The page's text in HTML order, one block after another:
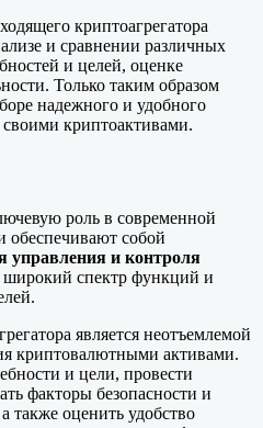
криптоагрегатора
и сравнении различных
и целей, оценке
Только таким образом
надежного и удобного
криптоактивами.
роль в современной
собой
управления и контроля
широкий спектр функций и
является неотъемлемой
криптовалютными активами.
и цели, провести
факторы безопасности и
также оценить удобство